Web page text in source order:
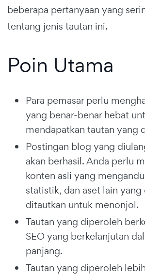
beberapa pertanyaan yang
tentang jenis tautan ini.
Poin Utama
Para pemasar perlu
yang benar-benar hebat
mendapatkan tautan yang
Postingan blog yang
akan berhasil. Anda perlu
konten asli yang
statistik, dan aset lain yang
ditautkan untuk menonjol.
Tautan yang diperoleh
SEO yang berkelanjutan
panjang.
Tautan yang diperoleh